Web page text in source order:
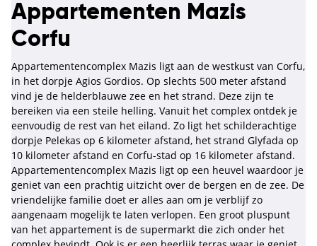
Appartementen Mazis
Corfu
Appartementencomplex Mazis ligt aan de westkust van Corfu,
in het dorpje Agios Gordios. Op slechts 500 meter afstand
vind je de helderblauwe zee en het strand. Deze zijn te
bereiken via een steile helling. Vanuit het complex ontdek je
eenvoudig de rest van het eiland. Zo ligt het schilderachtige
dorpje Pelekas op 6 kilometer afstand, het strand Glyfada op
10 kilometer afstand en Corfu-stad op 16 kilometer afstand.
Appartementencomplex Mazis ligt op een heuvel waardoor je
geniet van een prachtig uitzicht over de bergen en de zee. De
vriendelijke familie doet er alles aan om je verblijf zo
aangenaam mogelijk te laten verlopen. Een groot pluspunt
van het appartement is de supermarkt die zich onder het